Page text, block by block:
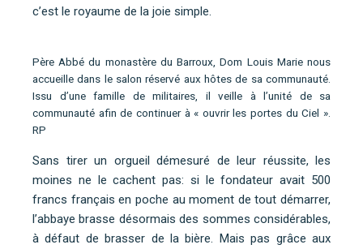
c’est le royaume de la joie simple.
Père Abbé du monastère du Barroux, Dom Louis Marie nous
accueille dans le salon réservé aux hôtes de sa communauté.
Issu d’une famille de militaires, il veille à l’unité de sa
communauté afin de continuer à « ouvrir les portes du Ciel ».
RP
Sans tirer un orgueil démesuré de leur réussite, les
moines ne le cachent pas: si le fondateur avait 500
francs français en poche au moment de tout démarrer,
l’abbaye brasse désormais des sommes considérables,
à défaut de brasser de la bière. Mais pas grâce aux